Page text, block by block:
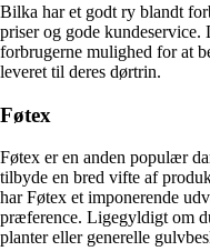
Bilka har et godt ry blandt
priser og gode
forbrugerne mulighed for at
leveret til deres dørtrin.
Føtex
Føtex er en anden populær
tilbyde en bred vifte af
har Føtex et imponerende
præference. Ligegyldigt om
planter eller generelle